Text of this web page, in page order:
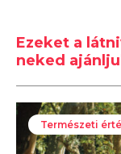
Ezeket a
neked
Természeti